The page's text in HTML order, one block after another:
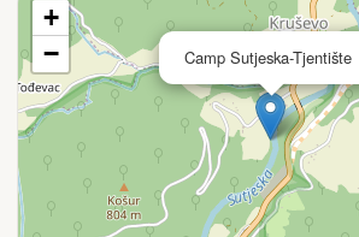
Camp Sutjeska-Tjentište
+
−